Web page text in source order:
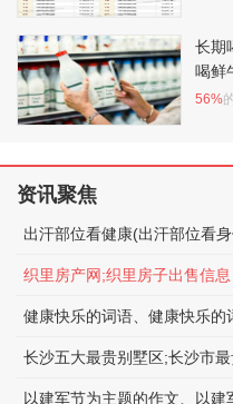
长期
喝鲜
56%
资讯聚焦
出汗部位看健康(出汗部位看
织里房产网;织里房子出售信息
健康快乐的词语、健康快乐的
长沙五大最贵别墅区;长沙市